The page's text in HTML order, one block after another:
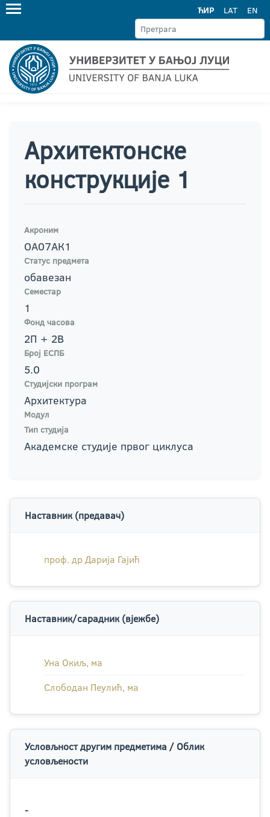
ЋИР LAT EN
Архитектонске
конструкције 1
Акроним
ОА07АК1
Статус предмета
обавезан
Семестар
1
Фонд часова
2П + 2В
Број ЕСПБ
5.0
Студијски програм
Архитектура
Модул
Тип студија
Академске студије првог циклуса
Наставник (предавач)
проф. др Дарија Гајић
Наставник/сарадник (вјежбе)
Уна Окиљ, ма
Слободан Пеулић, ма
Условљност другим предметима / Облик
условљености
-